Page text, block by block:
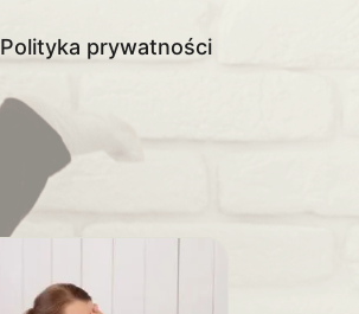
Polityka prywatności